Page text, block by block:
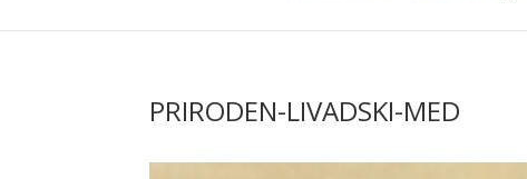
PRIRODEN-LIVADSKI-MED